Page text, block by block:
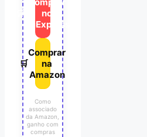
🛒
no
AliExpress
🛒
Comprar
na
Amazon
Como
associado
da Amazon,
ganho com
compras